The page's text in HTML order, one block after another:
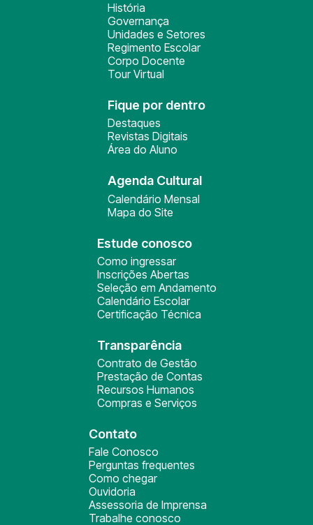
História
Governança
Unidades e Setores
Regimento Escolar
Corpo Docente
Tour Virtual
Fique por dentro
Destaques
Revistas Digitais
Área do Aluno
Agenda Cultural
Calendário Mensal
Mapa do Site
Estude conosco
Como ingressar
Inscrições Abertas
Seleção em Andamento
Calendário Escolar
Certificação Técnica
Transparência
Contrato de Gestão
Prestação de Contas
Recursos Humanos
Compras e Serviços
Contato
Fale Conosco
Perguntas frequentes
Como chegar
Ouvidoria
Assessoria de Imprensa
Trabalhe conosco